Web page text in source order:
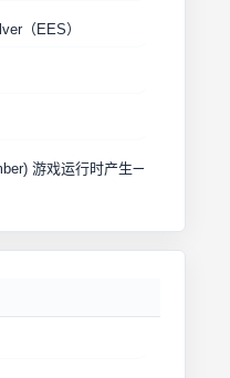
（EES）
游戏运行时产生一个0－1000